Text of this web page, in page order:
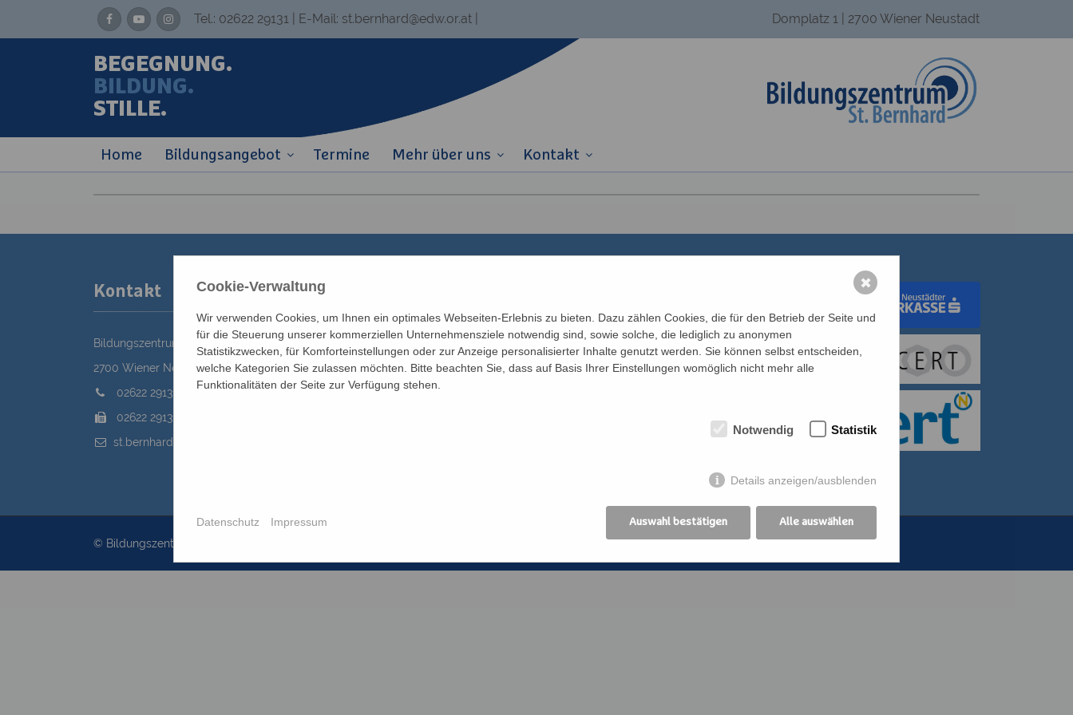
Tel.: 02622 29131 | E-Mail: st.bernhard@edw.or.at Domplatz 1 | 2700 Wiener Neustadt
BEGEGNUNG.
BILDUNG.
STILLE.
Home Bildungsangebot Termine Mehr über uns Kontakt
Kontakt
Bildungszentrum St. Bernhard der Erzdiözese Wien
2700 Wiener Neustadt, Domplatz 1
02622 29131
02622 29131-5040
st.bernhard@edw.or.at
Newsletter
Förderverein
Anreise
Katholisches Bildungswerk Wien
Bildung Regional
Kirchliches Bibliothekswerk der
© Bildungszentrum St.Bernhard 2026
Cookie-Verwaltung
Wir verwenden Cookies, um Ihnen ein optimales Webseiten-Erlebnis zu bieten. Dazu zählen Cookies, die für den Betrieb der Seite und
für die Steuerung unserer kommerziellen Unternehmensziele notwendig sind, sowie solche, die lediglich zu anonymen
Statistikzwecken, für Komforteinstellungen oder zur Anzeige personalisierter Inhalte genutzt werden. Sie können selbst entscheiden,
welche Kategorien Sie zulassen möchten. Bitte beachten Sie, dass auf Basis Ihrer Einstellungen womöglich nicht mehr alle
Funktionalitäten der Seite zur Verfügung stehen.
Notwendig Statistik
Details anzeigen/ausblenden
Auswahl bestätigen Alle auswählen
Datenschutz Impressum
✖